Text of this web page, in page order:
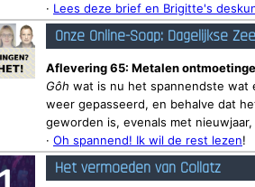
· Lees deze brief en Brigitte's
Onze Online-Soap: Dagelijkse
Aflevering 65: Metalen
Gôh wat is nu het spannendste wat
weer gepasseerd, en behalve dat
geworden is, evenals met
· Oh spannend! Ik wil de rest lezen!
Het vermoeden van Collatz